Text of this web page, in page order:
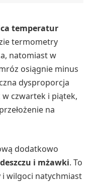
temperatur
termometry
natomiast w
osiągnie minus
dysproporcja
czwartek i piątek,
na
dodatkowo
i mżawki. To
i wilgoci natychmiast